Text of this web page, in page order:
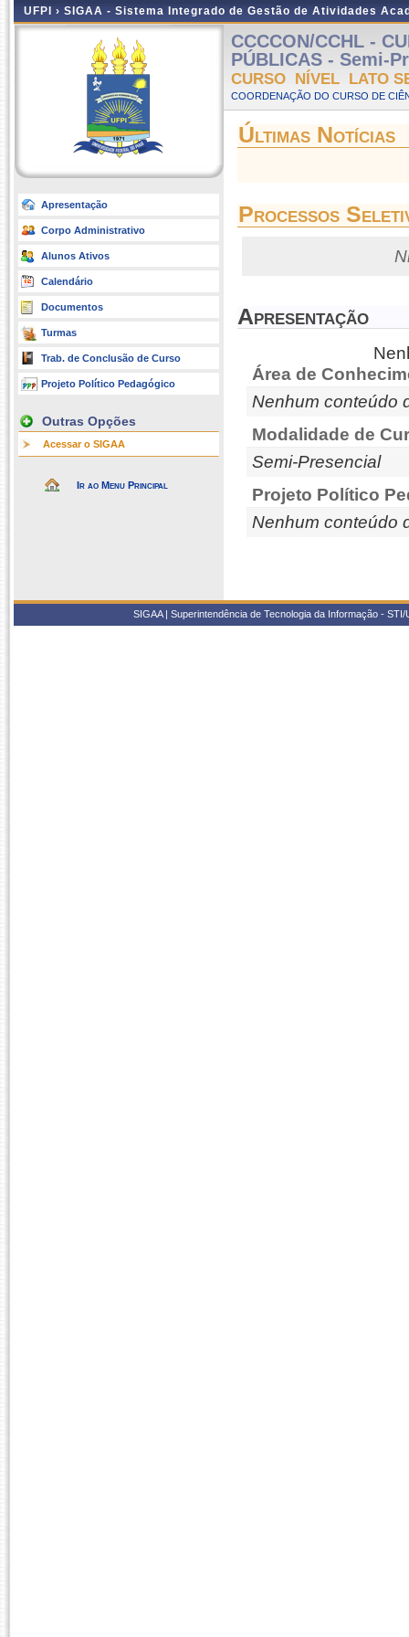
UFPI › SIGAA - Sistema Integrado de Gestão de Atividades
Apresentação
Corpo Administrativo
Alunos Ativos
Calendário
Documentos
Turmas
Trab. de Conclusão de Curso
Projeto Político Pedagógico
Outras Opções
Acessar o SIGAA
Ir ao Menu Principal
CCCCON/CCHL -
PÚBLICAS - Semi-
CURSO NÍVEL LATO
COORDENAÇÃO DO CURSO DE
Últimas Notícias
Processos
Apresentação
Área de
Nenhum conteúdo
Modalidade de
Semi-Presencial
Projeto Político
Nenhum conteúdo
SIGAA | Superintendência de Tecnologia da Informação -